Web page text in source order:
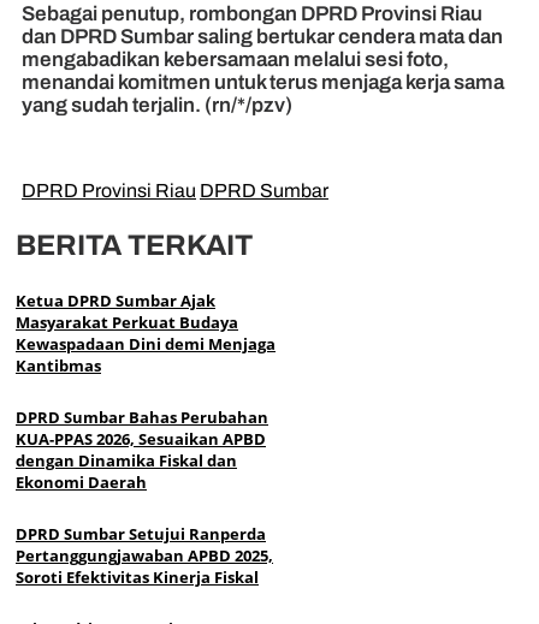
Sebagai penutup, rombongan DPRD Provinsi Riau
dan DPRD Sumbar saling bertukar cendera mata dan
mengabadikan kebersamaan melalui sesi foto,
menandai komitmen untuk terus menjaga kerja sama
yang sudah terjalin. (rn/*/pzv)
DPRD Provinsi Riau DPRD Sumbar
BERITA TERKAIT
Ketua DPRD Sumbar Ajak
Masyarakat Perkuat Budaya
Kewaspadaan Dini demi Menjaga
Kantibmas
DPRD Sumbar Bahas Perubahan
KUA-PPAS 2026, Sesuaikan APBD
dengan Dinamika Fiskal dan
Ekonomi Daerah
DPRD Sumbar Setujui Ranperda
Pertanggungjawaban APBD 2025,
Soroti Efektivitas Kinerja Fiskal